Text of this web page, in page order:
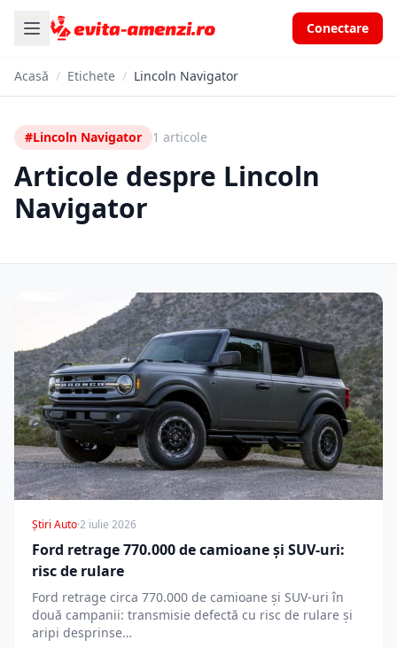
Conectare
Acasă / Etichete / Lincoln Navigator
#Lincoln Navigator 1 articole
Articole despre Lincoln
Navigator
Știri Auto·2 iulie 2026
Ford retrage 770.000 de camioane și SUV-uri:
risc de rulare
Ford retrage circa 770.000 de camioane și SUV-uri în
două campanii: transmisie defectă cu risc de rulare și
aripi desprinse…